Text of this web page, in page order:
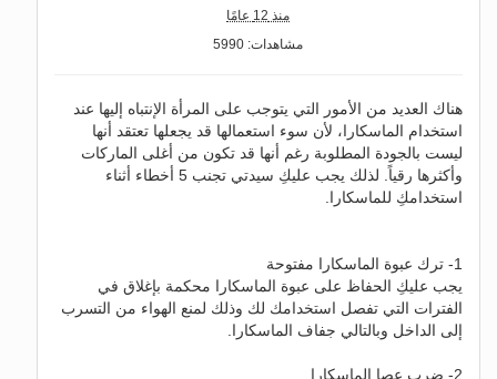
منذ 12 عامًا
مشاهدات: 5990
هناك العديد من الأمور التي يتوجب على المرأة الإنتباه إليها عند
استخدام الماسكارا، لأن سوء استعمالها قد يجعلها تعتقد أنها
ليست بالجودة المطلوبة رغم أنها قد تكون من أغلى الماركات
وأكثرها رقياً. لذلك يجب عليكِ سيدتي تجنب 5 أخطاء أثناء
استخدامكِ للماسكارا.
1- ترك عبوة الماسكارا مفتوحة
يجب عليكِ الحفاظ على عبوة الماسكارا محكمة بإغلاق في
الفترات التي تفصل استخدامك لك وذلك لمنع الهواء من التسرب
إلى الداخل وبالتالي جفاف الماسكارا.
2- ضرب عصا الماسكارا